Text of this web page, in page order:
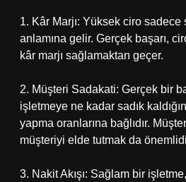
1. Kâr Marjı: Yüksek ciro sadece
anlamına gelir. Gerçek başarı,
kâr marjı sağlamaktan geçer.
2. Müşteri Sadakati: Gerçek bir
işletmeye ne kadar sadık
yapma oranlarına bağlıdır.
müşteriyi elde tutmak da
3. Nakit Akışı: Sağlam bir